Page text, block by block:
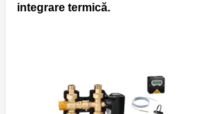
integrare termică.